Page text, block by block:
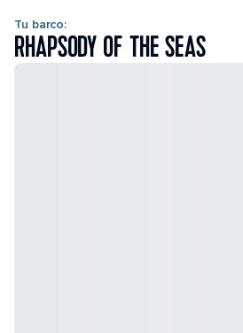
Tu barco:
RHAPSODY OF THE SEAS